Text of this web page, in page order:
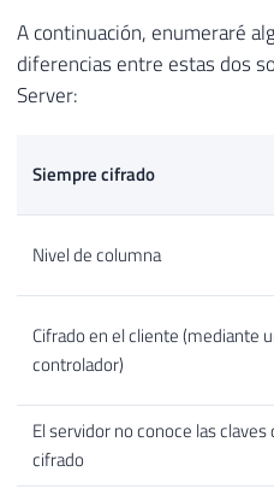
A continuación, enumeraré
diferencias entre estas dos
Server:
Siempre cifrado
Nivel de columna
Cifrado en el cliente (mediante
controlador)
El servidor no conoce las claves
cifrado